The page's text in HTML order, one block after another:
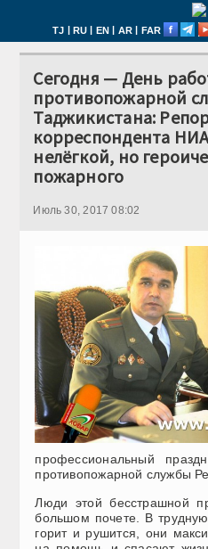
TJ | RU | EN | AR | FAR
Сегодня — День
противопожарной
Таджикистана:
корреспондента
нелёгкой, но
пожарного
Июль 30, 2017 08:02
профессиональный
противопожарной службы
Люди этой бесстрашной
большом почете. В трудную
горит и рушится, они